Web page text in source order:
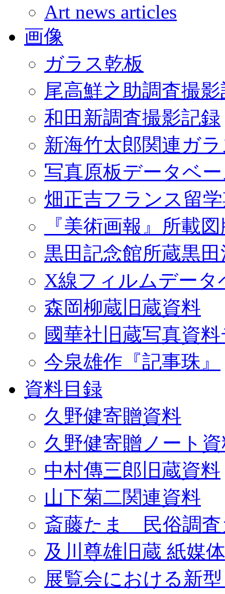
Art news articles
画像
ガラス乾板
尾高鮮之助調査撮
和田新調査撮影記録
新海竹太郎関連ガ
写真原板データベ
畑正吉フランス留
『美術画報』所載
黒田記念館所蔵黒
X線フィルムデータ
森岡柳蔵旧蔵資料
國華社旧蔵写真資
今泉雄作『記事珠』
資料目録
久野健寄贈資料
久野健寄贈ノート
中村傳三郎旧蔵資料
山下菊二関連資料
斎藤たま 民俗調査
及川尊雄旧蔵 紙媒
展覧会における新